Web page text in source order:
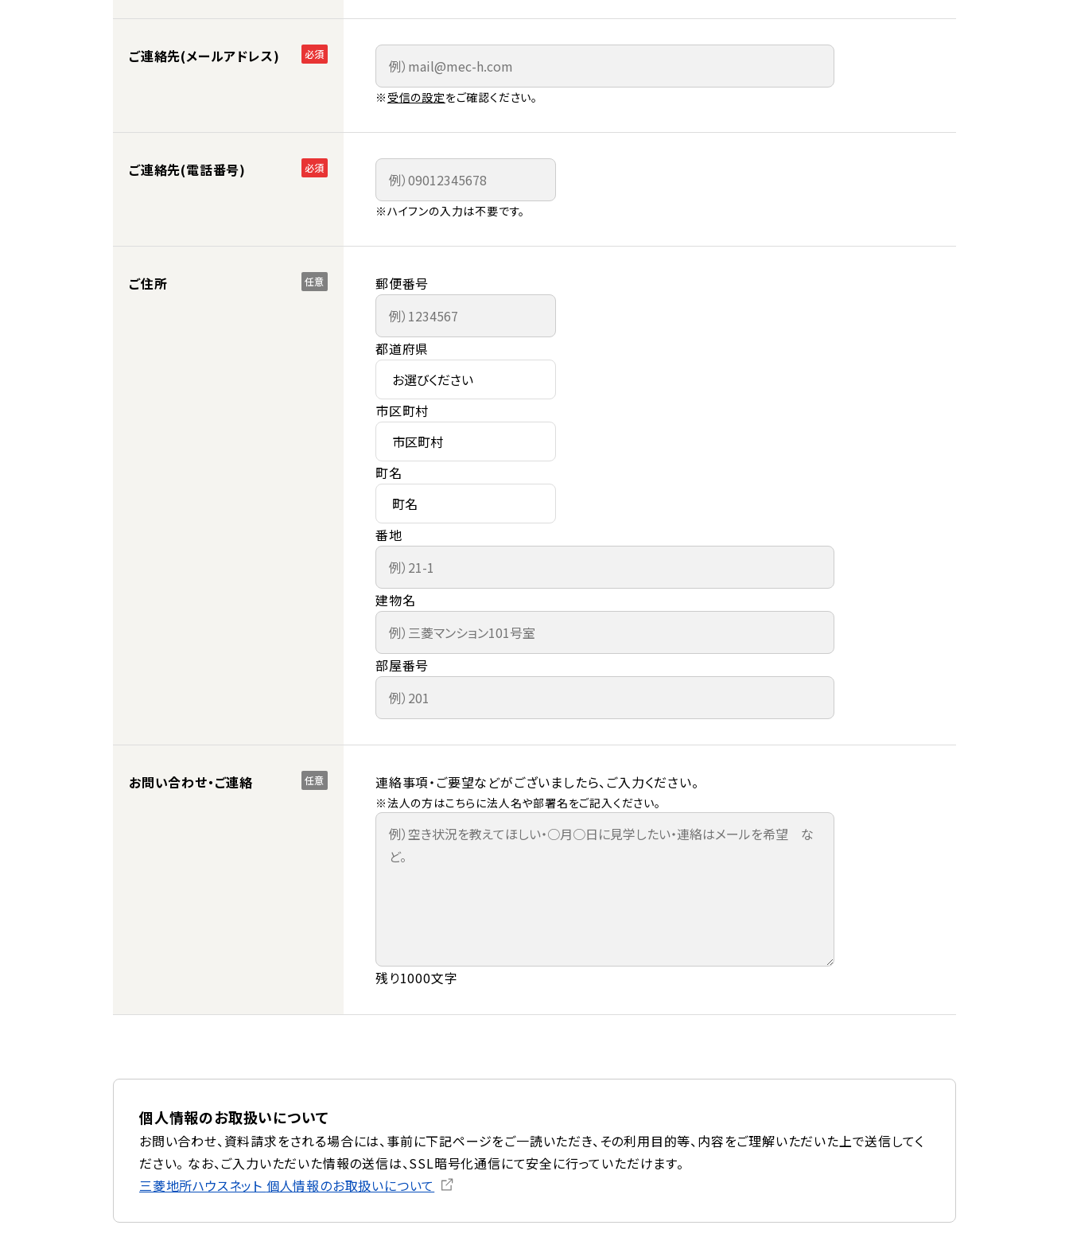
ご連絡先(メールアドレス) 必須
※ 受信の設定をご確認ください。
ご連絡先(電話番号) 必須
※ハイフンの入力は不要です。
ご住所 任意 郵便番号
都道府県
市区町村
町名
番地
建物名
部屋番号
お問い合わせ・ご連絡 任意 連絡事項・ご要望などがございましたら、ご入力ください。
※法人の方はこちらに法人名や部署名をご記入ください。
残り1000文字
個人情報のお取扱いについて
お問い合わせ、資料請求をされる場合には、事前に下記ページをご一読いただき、その利用目的等、内容をご理解いただいた上で送信してく
ださい。 なお、ご入力いただいた情報の送信は、SSL暗号化通信にて安全に行っていただけます。
三菱地所ハウスネット 個人情報のお取扱いについて